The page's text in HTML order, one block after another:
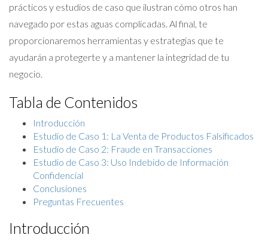
prácticos y estudios de caso que ilustran cómo otros han
navegado por estas aguas complicadas. Al final, te
proporcionaremos herramientas y estrategias que te
ayudarán a protegerte y a mantener la integridad de tu
negocio.
Tabla de Contenidos
Introducción
Estudio de Caso 1: La Venta de Productos Falsificados
Estudio de Caso 2: Fraude en Transacciones
Estudio de Caso 3: Uso Indebido de Información
Confidencial
Conclusiones
Preguntas Frecuentes
Introducción